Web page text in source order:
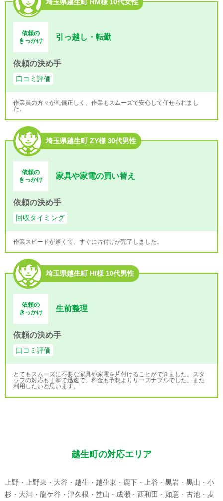
埼玉県越生町 RM様 10代女性
依頼の
きっかけ
引っ越し・転勤
依頼の決め手
口コミ評価
作業員の方々が礼儀正しく、作業もスムーズで安心して任せられまし
た。
埼玉県越生町 ZY様 30代男性
依頼の
きっかけ
家具や家電の買い替え
依頼の決め手
回収タイミング
作業スピードが速くて、すぐに片付けが完了しました。
埼玉県越生町 HI様 10代男性
依頼の
きっかけ
生前整理
依頼の決め手
口コミ評価
とてもスムーズに不要な家具や家電を片付けることができました。スタ
ッフの対応も丁寧で迅速で、料金も予想よりリーズナブルでした。また
利用したいと思います。
越生町の対応エリア
上野・上野東・大谷・越生・越生東・鹿下・上谷・黒岩・黒山・小
杉・大満・龍ケ谷・津久根・堂山・成瀬・西和田・如意・古池・麦